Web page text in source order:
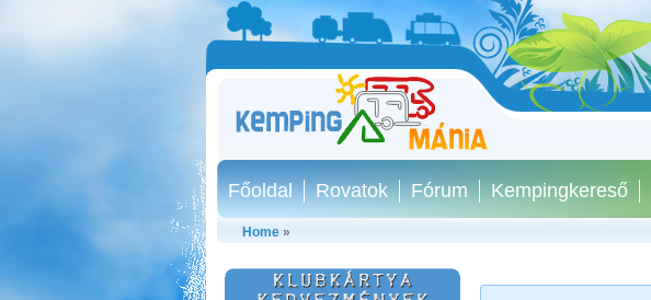
Főoldal Rovatok Fórum Kempingkereső
Home»